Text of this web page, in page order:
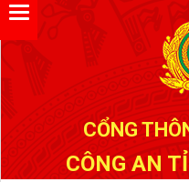
CỔNG
CÔNG AN